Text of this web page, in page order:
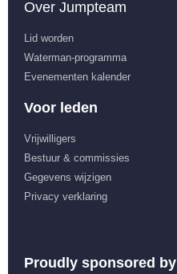
Over Jumpteam
Lid worden
Waterman-programma
Evenementen kalender
Voor leden
Vrijwilligers
Bestuur & commissies
Gegevens wijzigen
Privacy verklaring
Proudly sponsored by